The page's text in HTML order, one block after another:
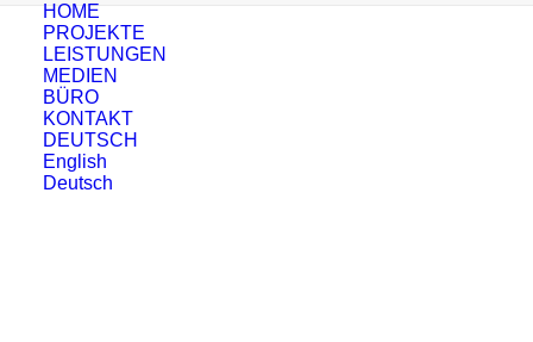
HOME
PROJEKTE
LEISTUNGEN
MEDIEN
BÜRO
KONTAKT
DEUTSCH
English
Deutsch